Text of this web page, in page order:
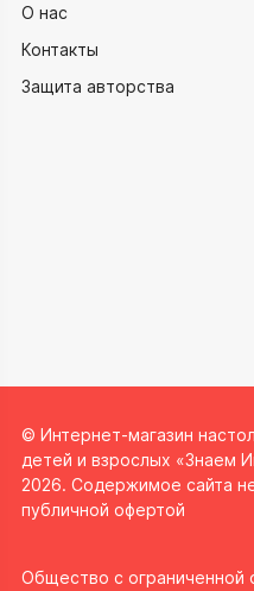
О нас
Контакты
Защита авторства
© Интернет-магазин
детей и взрослых «Знаем
2026. Содержимое сайта
публичной офертой
Общество с